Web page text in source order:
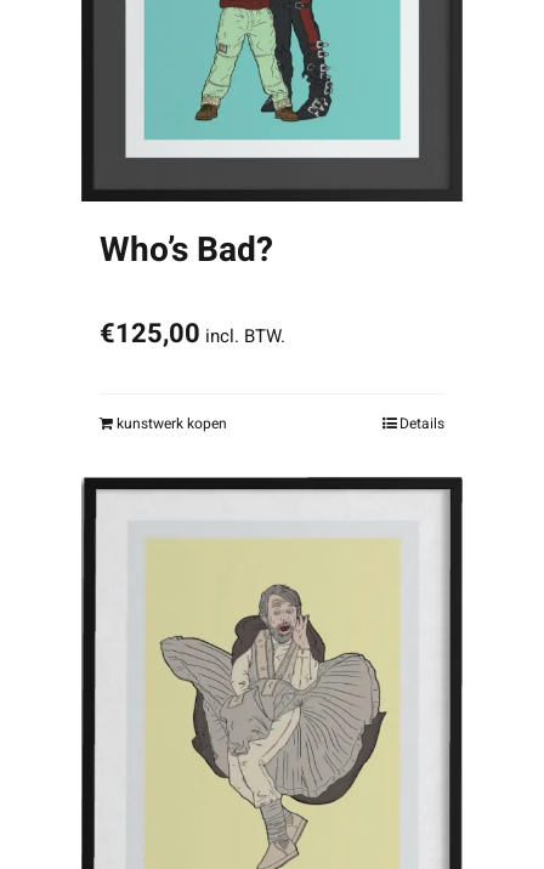
Who’s Bad?
€125,00 incl. BTW.
kunstwerk kopen Details